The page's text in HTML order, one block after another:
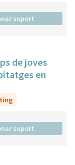
suport
de joves
en
suport